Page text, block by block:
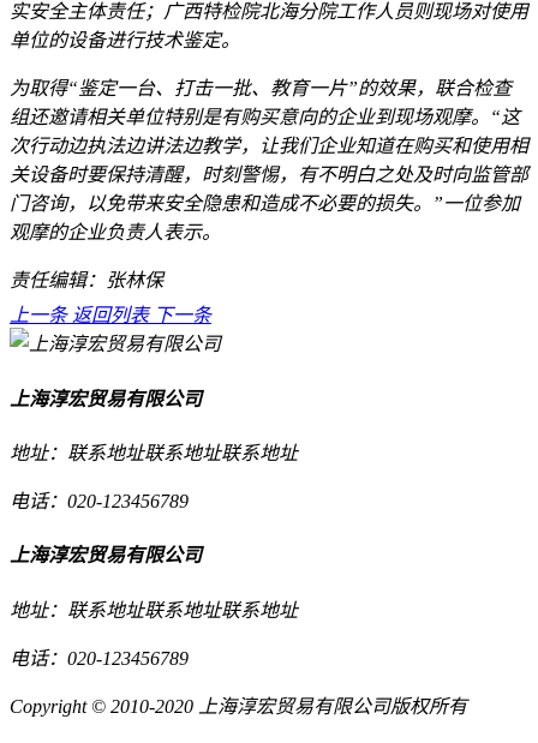
实安全主体责任；广西特检院北海分院工作人员则现场对使用
单位的设备进行技术鉴定。
为取得“鉴定一台、打击一批、教育一片”的效果，联合检查
组还邀请相关单位特别是有购买意向的企业到现场观摩。“这
次行动边执法边讲法边教学，让我们企业知道在购买和使用相
关设备时要保持清醒，时刻警惕，有不明白之处及时向监管部
门咨询，以免带来安全隐患和造成不必要的损失。”一位参加
观摩的企业负责人表示。
责任编辑：张林保
上一条返回列表 下一条
上海淳宏贸易有限公司
地址：联系地址联系地址联系地址
电话：020-123456789
上海淳宏贸易有限公司
地址：联系地址联系地址联系地址
电话：020-123456789
Copyright © 2010-2020 上海淳宏贸易有限公司版权所有